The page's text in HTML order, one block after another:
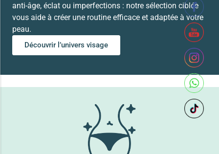
anti-âge, éclat ou imperfections : notre sélection ciblée
vous aide à créer une routine efficace et adaptée à votre
peau.
Découvrir l’univers visage